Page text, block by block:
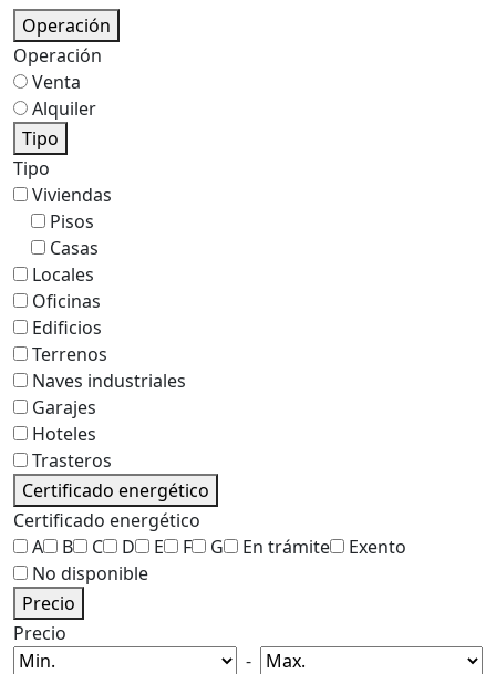
Operación
Operación
Venta
Alquiler
Tipo
Tipo
Viviendas
Pisos
Casas
Locales
Oficinas
Edificios
Terrenos
Naves industriales
Garajes
Hoteles
Trasteros
Certificado energético
Certificado energético
A
B C D E F G En trámite
Exento
No disponible
Precio
Precio
-